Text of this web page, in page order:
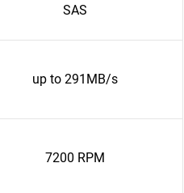
SAS
up to 291MB/s
7200 RPM